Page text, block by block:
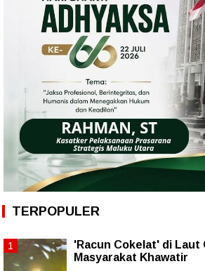
TERPOPULER
'Racun Cokelat' di Laut
Masyarakat Khawatir